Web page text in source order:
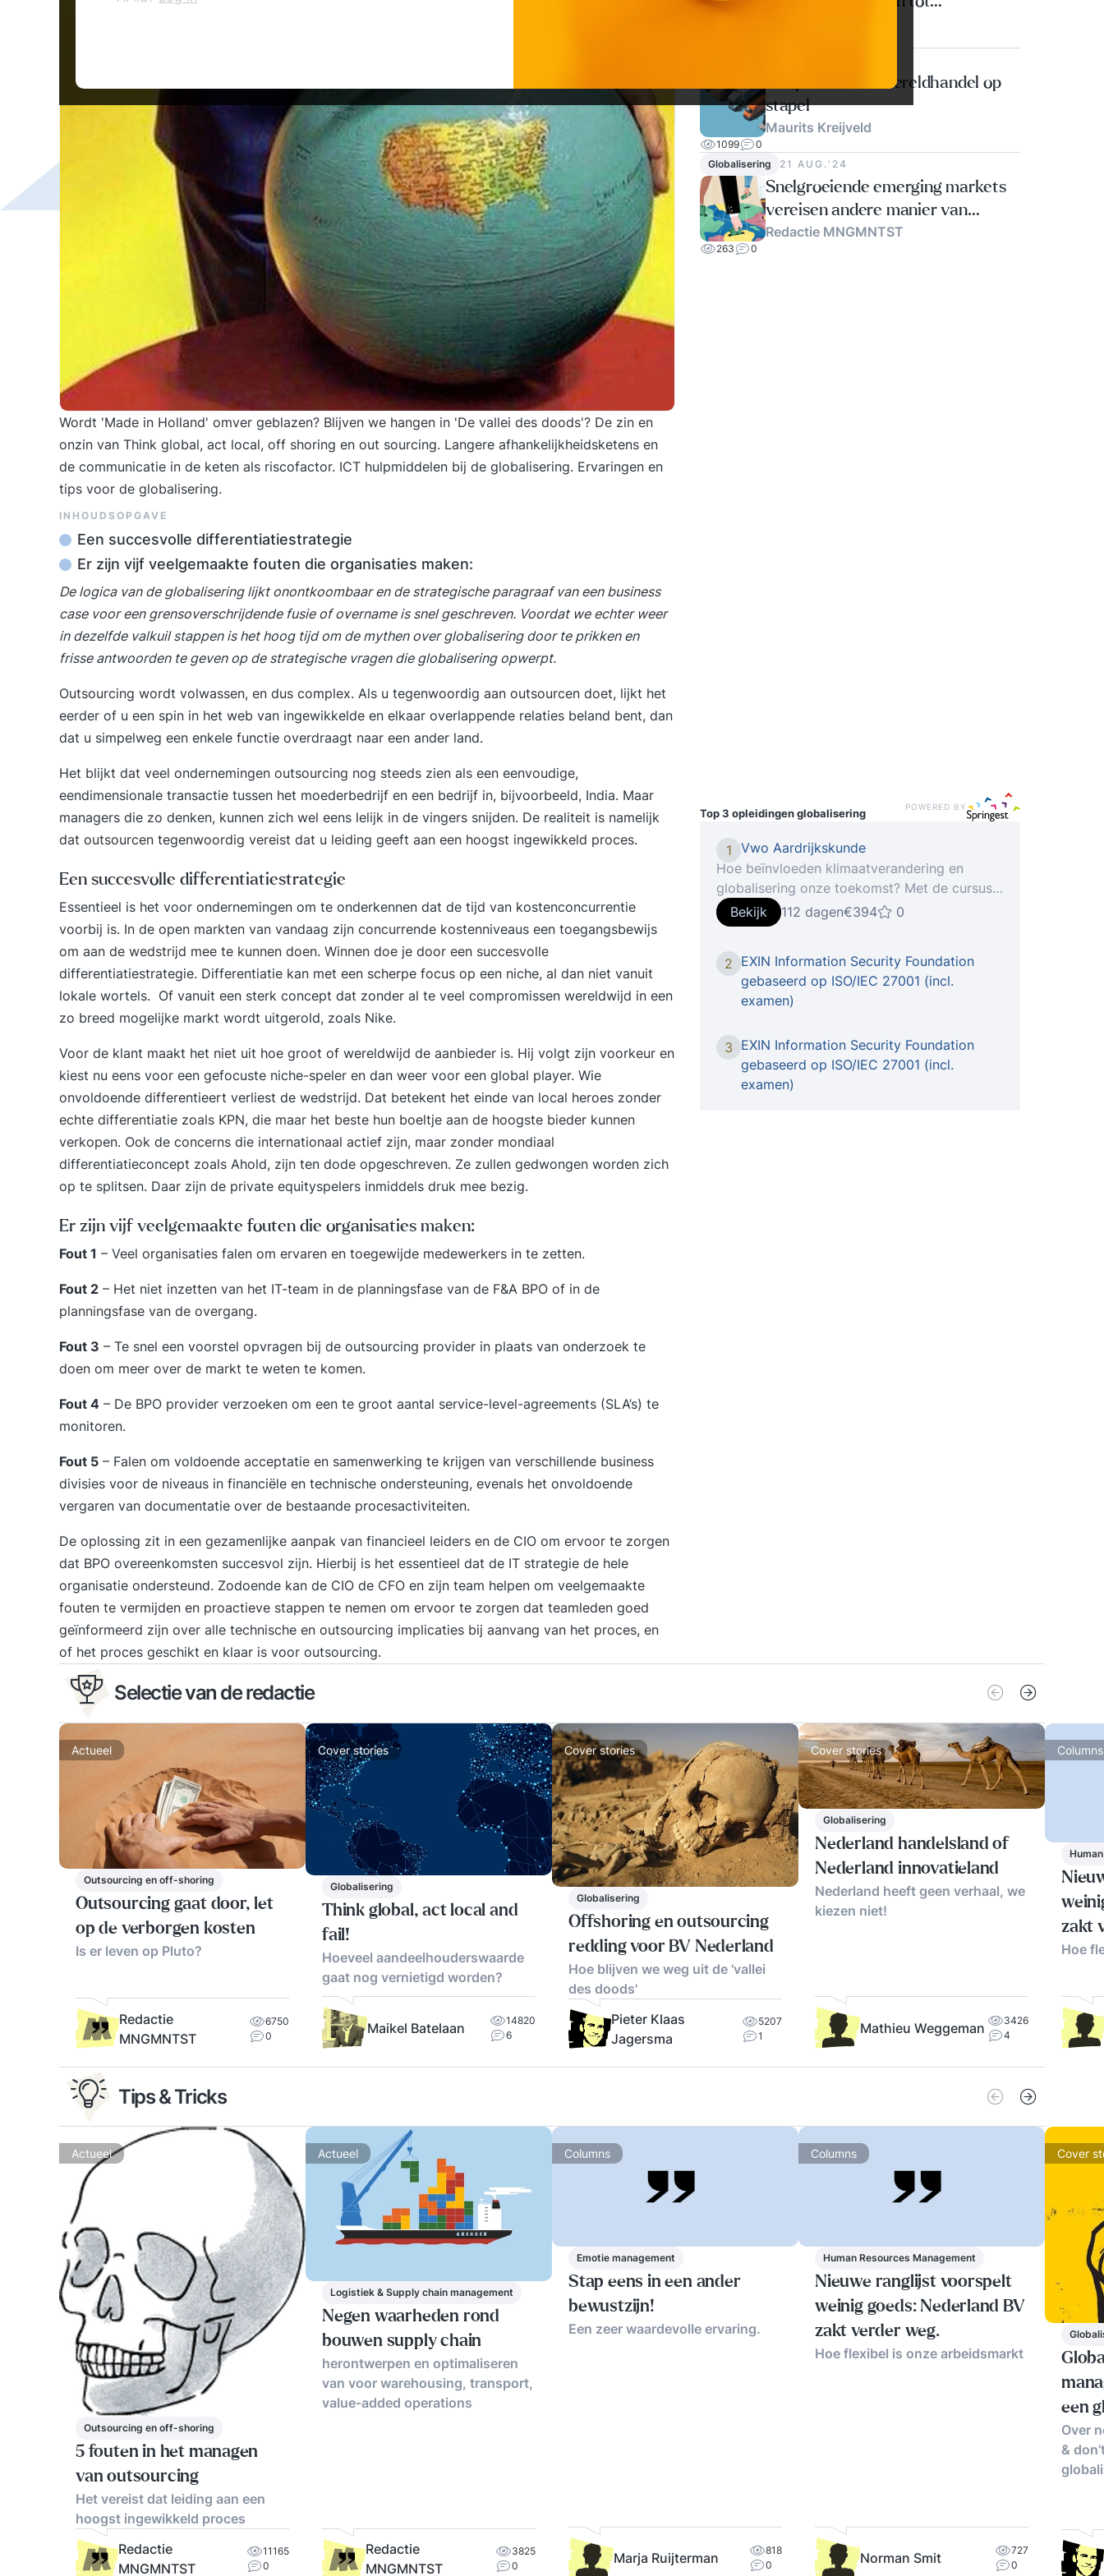
Wordt 'Made in Holland' omver geblazen? Blijven we hangen in 'De vallei des doods'? De zin en
onzin van Think global, act local, off shoring en out sourcing. Langere afhankelijkheidsketens en
de communicatie in de keten als riscofactor. ICT hulpmiddelen bij de globalisering. Ervaringen en
tips voor de globalisering.
INHOUDSOPGAVE
Een succesvolle differentiatiestrategie
Er zijn vijf veelgemaakte fouten die organisaties maken:
De logica van de globalisering lijkt onontkoombaar en de strategische paragraaf van een business
casevoor een grensoverschrijdende fusieof overname is snel geschreven. Voordat we echter weer
in dezelfde valkuil stappen is het hoog tijd om de mythen over globalisering door te prikken en
frisse antwoorden te geven op de strategische vragen die globalisering opwerpt.
Outsourcing wordt volwassen, en dus complex. Als u tegenwoordig aan outsourcen doet, lijkt het
eerder of u een spin in het web van ingewikkelde en elkaar overlappende relaties beland bent, dan
dat u simpelweg een enkele functie overdraagt naar een ander land.
Het blijkt dat veel ondernemingen outsourcing nog steeds zien als een eenvoudige,
eendimensionale transactie tussen het moederbedrijf en een bedrijf in, bijvoorbeeld, India. Maar
managers die zo denken, kunnen zich wel eens lelijk in de vingers snijden. De realiteit is namelijk
dat outsourcen tegenwoordig vereist dat u leiding geeft aan een hoogst ingewikkeld proces.
Een succesvolle differentiatiestrategie
Essentieel is het voor ondernemingen om te onderkennen dat de tijd van kostenconcurrentie
voorbij is. In de open markten van vandaag zijn concurrende kostenniveaus een toegangsbewijs
om aan de wedstrijd mee te kunnen doen. Winnen doe je door een succesvolle
differentiatiestrategie. Differentiatie kan met een scherpe focus op een niche, al dan niet vanuit
lokale wortels. Of vanuit een sterk concept dat zonder al te veel compromissen wereldwijd in een
zo breed mogelijke markt wordt uitgerold, zoals Nike.
Voor de klant maakt het niet uit hoe groot of wereldwijd de aanbieder is. Hij volgt zijn voorkeur en
kiest nu eens voor een gefocuste niche-speler en dan weer voor een global player. Wie
onvoldoende differentieert verliest de wedstrijd. Dat betekent het einde van local heroes zonder
echte differentiatie zoals KPN, die maar het beste hun boeltje aan de hoogste bieder kunnen
verkopen. Ook de concerns die internationaal actief zijn, maar zonder mondiaal
differentiatieconcept zoals Ahold, zijn ten dode opgeschreven. Ze zullen gedwongen worden zich
op te splitsen. Daar zijn de private equityspelers inmiddels druk mee bezig.
Er zijn vijf veelgemaakte fouten die organisaties maken:
Fout 1 – Veel organisaties falen om ervaren en toegewijde medewerkers in te zetten.
Fout 2 – Het niet inzetten van het IT-team in de planningsfase van de F&A BPO of in de
planningsfase van de overgang.
Fout 3 – Te snel een voorstel opvragen bij de outsourcing provider in plaats van onderzoek te
doen om meer over de markt te weten te komen.
Fout 4 – De BPO provider verzoeken om een te groot aantal service-level-agreements (SLA’s) te
monitoren.
Fout 5 – Falen om voldoende acceptatie en samenwerking te krijgen van verschillende business
divisies voor de niveaus in financiële en technische ondersteuning, evenals het onvoldoende
vergaren van documentatie over de bestaande procesactiviteiten.
De oplossing zit in een gezamenlijke aanpak van financieel leiders en de CIO om ervoor te zorgen
dat BPO overeenkomsten succesvol zijn. Hierbij is het essentieel dat de IT strategie de hele
organisatie ondersteund. Zodoende kan de CIO de CFO en zijn team helpen om veelgemaakte
fouten te vermijden en proactieve stappen te nemen om ervoor te zorgen dat teamleden goed
geïnformeerd zijn over alle technische en outsourcing implicaties bij aanvang van het proces, en
of het proces geschikt en klaar is voor outsourcing.
Geopolitiek zet wereldhandel op
stapel
Maurits Kreijveld
1099
0
Globalisering
21 AUG.‘24
Snelgroeiende emerging markets
vereisen andere manier van
denken
Redactie MNGMNTST
263 0
Top 3 opleidingenglobalisering POWERED BY
1 Vwo Aardrijkskunde
Hoe beïnvloeden klimaatverandering en
globalisering onze toekomst? Met de cursus
VWO Aardrijkskunde ontdek je de samenhang
tussen natu... Bereid je voor op het VWO-
examentraining De relatie tussen globalisering
en klimaatverandering en de gevolgen
daarvan voor de wereldwijde
in de toekomst? Dat is een hele kluif. Zelfs op
VWO-niveau. Volg de cursus en je weet raad
met de moeilijkste vraagstukken. Hoe
Bekijk 112 dagen€394 0
2 EXIN Information Security Foundation
gebaseerd op ISO/IEC 27001 (incl.
examen)
3 EXIN Information Security Foundation
gebaseerd op ISO/IEC 27001 (incl.
examen)
Selectie van de redactie
Actueel
Outsourcing en off-shoring
Outsourcing gaat door, let
op de verborgen kosten
Is er leven op Pluto?
Redactie
MNGMNTST
6750
0
Cover stories
Globalisering
Think global, act local and
fail!
Hoeveel aandeelhouderswaarde
gaat nog vernietigd worden?
Maikel Batelaan
14820
6
Cover stories
Globalisering
Offshoring en outsourcing
redding voor BV Nederland
Hoe blijven we weg uit de 'vallei
des doods'
Pieter Klaas
Jagersma
5207
1
Cover stories
Globalisering
Nederland handelsland of
Nederland innovatieland
Nederland heeft geen verhaal, we
kiezen niet!
Mathieu Weggeman
3426
4
Columns
zakt
Hoe
Tips & Tricks
Actueel
Outsourcing en off-shoring
5 fouten in het managen
van outsourcing
Het vereist dat leiding aan een
hoogst ingewikkeld proces
Redactie
MNGMNTST
11165
0
Actueel
Logistiek & Supply chain management
Negen waarheden rond
bouwen supply chain
herontwerpen en optimaliseren
van voor warehousing, transport,
value-added operations
Redactie
MNGMNTST
3825
0
Columns
Emotie management
Stap eens in een ander
bewustzijn!
Een zeer waardevolle ervaring.
Marja Ruijterman
818
0
Columns
Human Resources Management
Nieuwe ranglijst voorspelt
weinig goeds: Nederland BV
zakt verder weg.
Hoe flexibel is onze arbeidsmarkt
Norman Smit
727
0
Cover
een
Over
&